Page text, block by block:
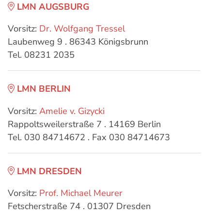
LMN AUGSBURG
Vorsitz: Dr. Wolfgang Tressel
Laubenweg 9 . 86343 Königsbrunn
Tel. 08231 2035
LMN BERLIN
Vorsitz: Amelie v. Gizycki
Rappoltsweilerstraße 7 . 14169 Berlin
Tel. 030 84714672 . Fax 030 84714673
LMN DRESDEN
Vorsitz: Prof. Michael Meurer
Fetscherstraße 74 . 01307 Dresden